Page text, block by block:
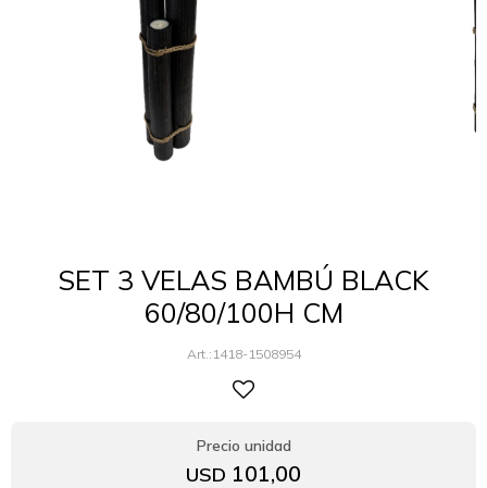
SET 3 VELAS BAMBÚ BLACK
60/80/100H CM
1418-1508954
USD 101,00